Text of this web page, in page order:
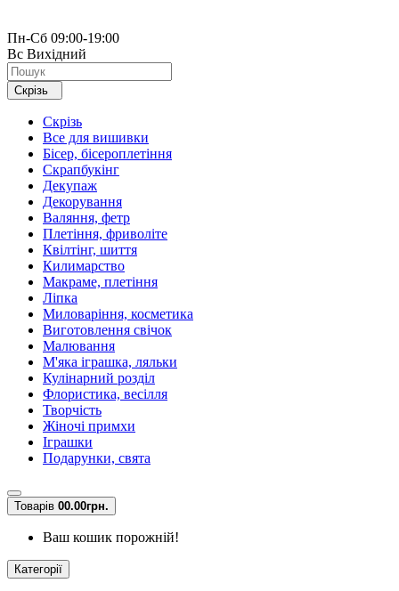
Пн-Сб 09:00-19:00
Вс Вихідний
Скрізь
Скрізь
Все для вишивки
Бісер, бісероплетіння
Скрапбукінг
Декупаж
Декорування
Валяння, фетр
Плетіння, фриволіте
Квілтінг, шиття
Килимарство
Макраме, плетіння
Ліпка
Миловаріння, косметика
Виготовлення свічок
Малювання
М'яка іграшка, ляльки
Кулінарний розділ
Флористика, весілля
Творчість
Жіночі примхи
Іграшки
Подарунки, свята
Товарів 00.00грн.
Ваш кошик порожній!
Категорії